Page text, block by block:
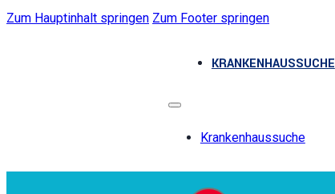
Zum Hauptinhalt springen Zum Footer springen
KRANKENHAUSSUCHE
Krankenhaussuche